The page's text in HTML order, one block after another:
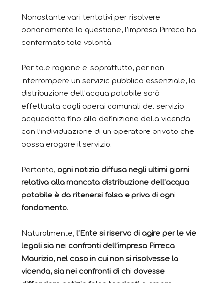
Nonostante vari tentativi per risolvere
bonariamente la questione, l’impresa Pirreca ha
confermato tale volontà.
Per tale ragione e, soprattutto, per non
interrompere un servizio pubblico essenziale, la
distribuzione dell’acqua potabile sarà
effettuata dagli operai comunali del servizio
acquedotto fino alla definizione della vicenda
con l’individuazione di un operatore privato che
possa erogare il servizio.
Pertanto, ogni notizia diffusa negli ultimi giorni
relativa alla mancata distribuzione dell’acqua
potabile è da ritenersi falsa e priva di ogni
fondamento.
Naturalmente, l’Ente si riserva di agire per le vie
legali sia nei confronti dell’impresa Pirreca
Maurizio, nel caso in cui non si risolvesse la
vicenda, sia nei confronti di chi dovesse